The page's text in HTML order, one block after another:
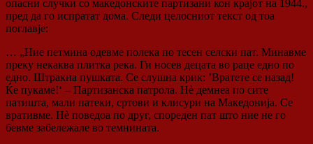
опасни случки со македонските партизани кон крајот на 1944.,
пред да го испратат дома. Следи целосниот текст од тоа
поглавје:
… „Ние петмина одевме полека по тесен селски пат. Минавме
преку некаква плитка река. Ги носев децата во раце едно по
едно. Штракна пушката. Се слушна крик: ’Вратете се назад!
Ќе пукаме!‘ – Партизанска патрола. Нѐ демнеа по сите
патишта, мали патеки, сртови и клисури на Македонија. Се
вративме. Нѐ поведоа по друг, спореден пат што ние не го
бевме забележале во темнината.